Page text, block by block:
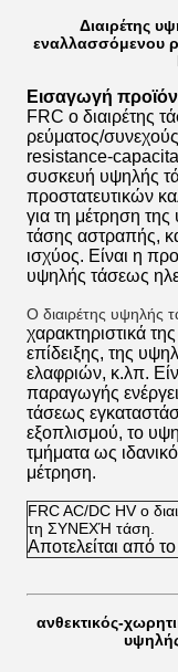
Διαιρέτης
εναλλασσόμενου
Εισαγωγή
FRC ο διαιρέτης
ρεύματος/
resistance-
συσκευή υψηλής
προστατευτικών
για τη μέτρηση
τάσης αστραπής,
ισχύος. Είναι η
υψηλής τάσεως
Ο διαιρέτης υψηλής
χαρακτηριστικά
επίδειξης, της
ελαφριών, κ.λπ.
παραγωγής
τάσεως
εξοπλισμού, το
τμήματα ως
μέτρηση.
FRC AC/DC HV ο
τη ΣΥΝΕΧΉ τάση.
Αποτελείται από
ανθεκτικός-